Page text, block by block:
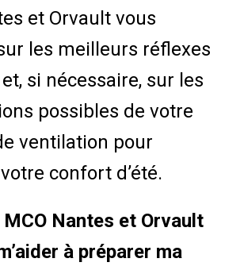
et Orvault vous
les meilleurs réflexes
si nécessaire, sur les
possibles de votre
ventilation pour
confort d’été.
Nantes et Orvault
à préparer ma